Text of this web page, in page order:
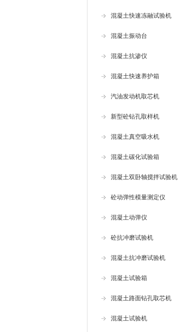
混凝土快速冻融试验机
混凝土振动台
混凝土抗渗仪
混凝土快速养护箱
汽油发动机取芯机
新型砼钻孔取样机
混凝土真空吸水机
混凝土碳化试验箱
混凝土双卧轴搅拌试验机
砼动弹性模量测定仪
混凝土动弹仪
砼抗冲磨试验机
混凝土抗冲磨试验机
混凝土试验箱
混凝土路面钻孔取芯机
混凝土试验机